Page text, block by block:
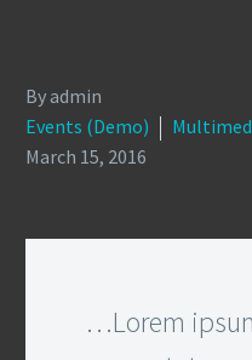
By admin
Events (Demo)
March 15, 2016
…Lorem